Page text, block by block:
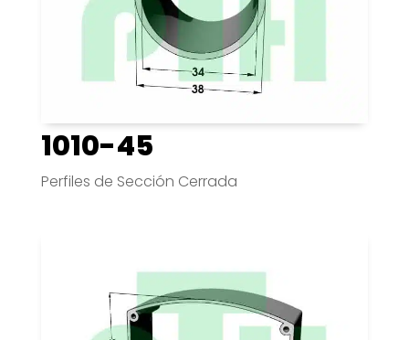
1010-45
Perfiles de Sección Cerrada